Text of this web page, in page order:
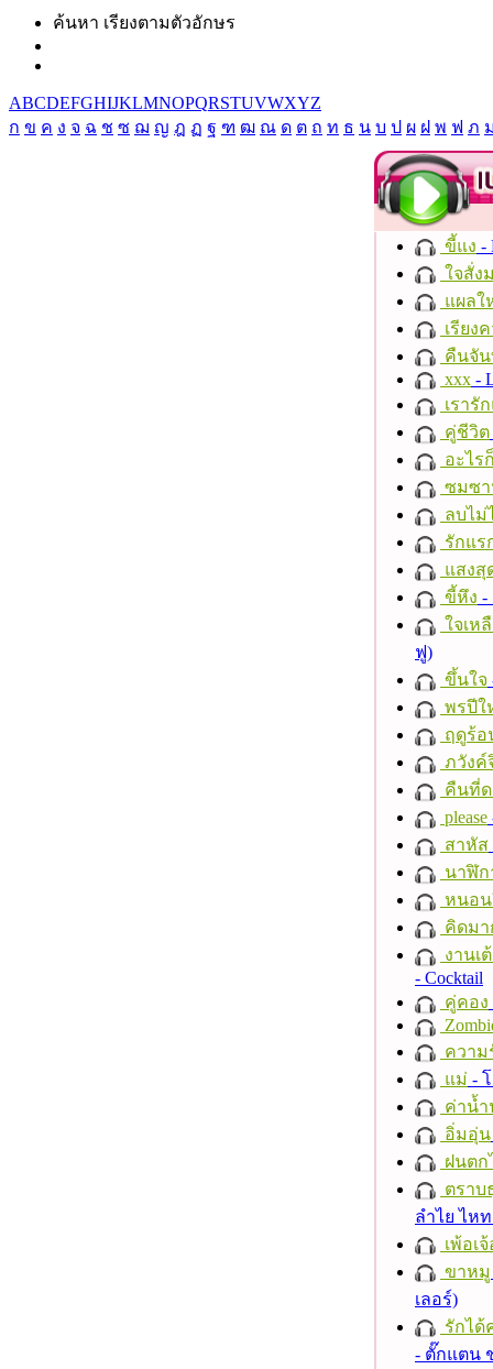
ค้นหา เรียงตามตัวอักษร
ABCDEFGHIJKLMNOPQRSTUVWXYZ
ก ข ค ง จ ฉ ช ซ ฌ ญ ฎ ฏ ฐ ฑ ฒ ณ ด ต ถ ท ธ น บ ป ผ ฝ พ ฟ ภ
ขี้แง -
ใจสั่ง
แผลใ
เรียง
คืนจั
xxx -
เรารั
คู่ชีวิต
อะไร
ซมซ
ลบไม่
รักแร
แสงสุ
ขี้หึง -
ใจเห
ฟู)
ขึ้นใจ
พรปีใ
ฤดูร้อ
ภวังค์
คืนที่ด
please
สาหัส
นาฬิก
หนอน
คิดมา
งานเ
- Cocktail
คู่คอง
ความ
แม่ -
ค่าน้
อิ่มอุ่น
ฝนตก
ตราบ
ลำไย ไห
เพ้อเ
ขาหมู
เลอร์)
รักได้
- ตั๊กแตน